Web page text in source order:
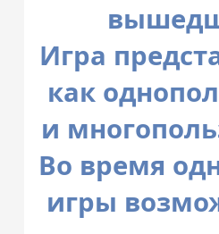
Игра
как
и
Во время
игры